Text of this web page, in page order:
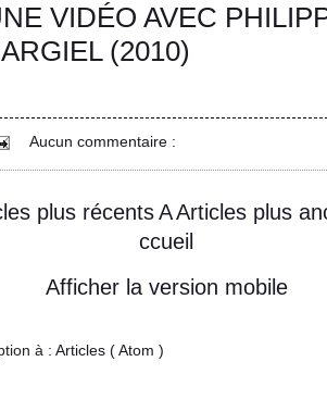
VIDÉO AVEC
(2010)
Aucun commentaire :
plus récents Articles plus
A
ccueil
Afficher la version mobile
à : Articles ( Atom )